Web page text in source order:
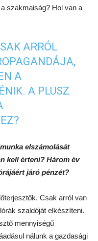
szakmaiság? Hol van a
ARRÓL
A
A PLUSZ
elszámolását
kell érteni? Három év
járó pénzét?
Csak arról van
szaldóját elkészíteni.
mennyiségű
nálunk a gazdasági